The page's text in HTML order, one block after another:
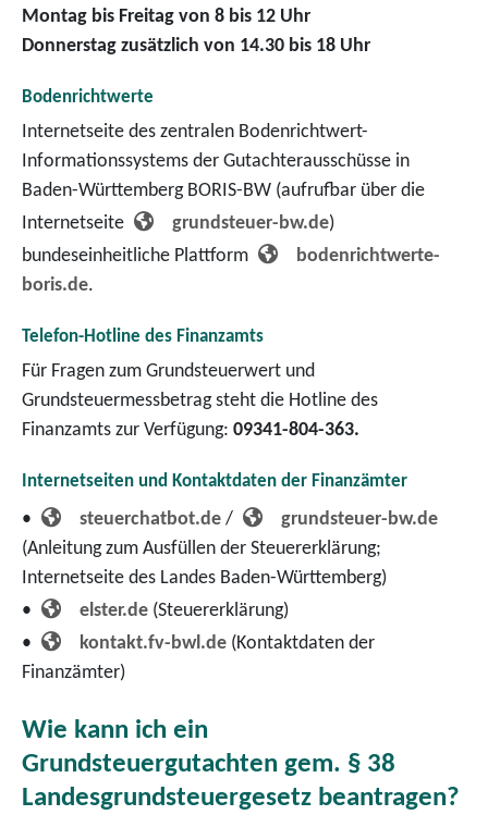
Montag bis Freitag von 8 bis 12 Uhr
Donnerstag zusätzlich von 14.30 bis 18 Uhr
Bodenrichtwerte
Internetseite des zentralen Bodenrichtwert-
Informationssystems der Gutachterausschüsse in
Baden-Württemberg BORIS-BW (aufrufbar über die
Internetseite
grundsteuer-bw.de)
bundeseinheitliche Plattform
bodenrichtwerte-
boris.de.
Telefon-Hotline des Finanzamts
Für Fragen zum Grundsteuerwert und
Grundsteuermessbetrag steht die Hotline des
Finanzamts zur Verfügung: 09341-804-363.
Internetseiten und Kontaktdaten der Finanzämter
• steuerchatbot.de /
grundsteuer-bw.de
(Anleitung zum Ausfüllen der Steuererklärung;
Internetseite des Landes Baden-Württemberg)
•
elster.de (Steuererklärung)
•
kontakt.fv-bwl.de (Kontaktdaten der
Finanzämter)
Wie kann ich ein
Grundsteuergutachten gem. § 38
Landesgrundsteuergesetz beantragen?